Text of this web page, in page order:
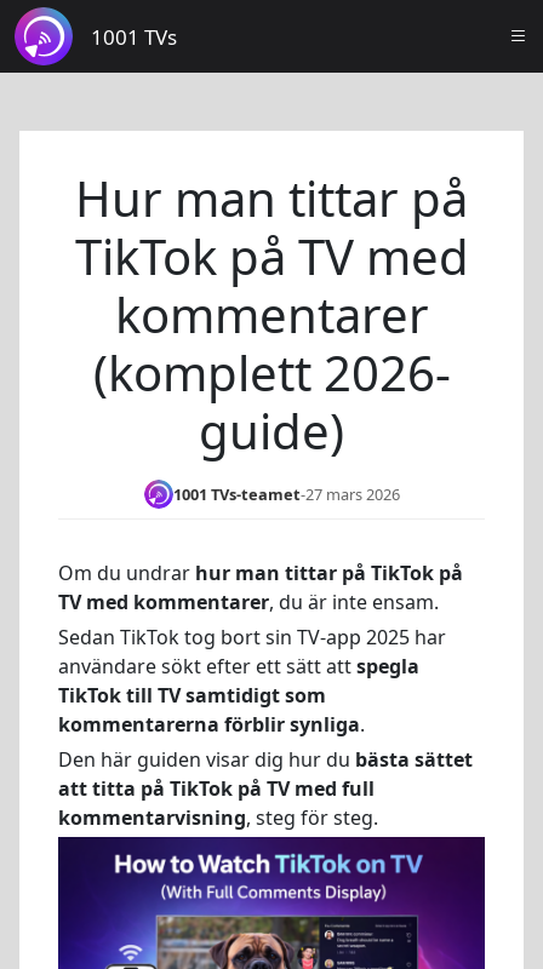
1001 TVs
Hur man tittar på
TikTok på TV med
kommentarer
(komplett 2026-
guide)
1001 TVs-teamet-27 mars 2026
Om du undrar hur man tittar på TikTok på
TV med kommentarer, du är inte ensam.
Sedan TikTok tog bort sin TV-app 2025 har
användare sökt efter ett sätt attspegla
TikTok till TV samtidigt som
kommentarerna förblir synliga.
Den här guiden visar dig hur du bästa sättet
att titta på TikTok på TV med full
kommentarvisning, steg för steg.